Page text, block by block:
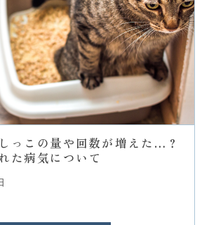
っこの量や回数が増えた…？
た病気について